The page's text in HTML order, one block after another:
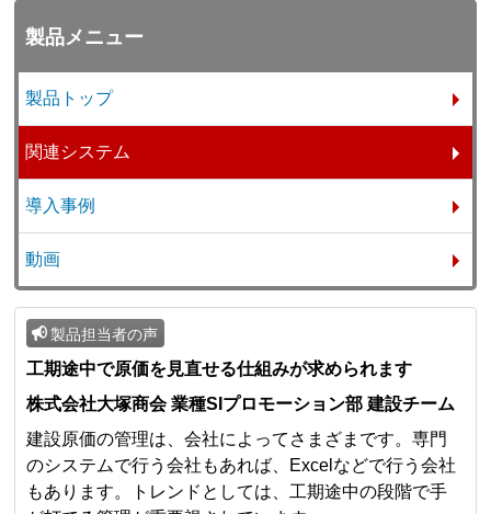
製品メニュー
製品トップ
関連システム
導入事例
動画
製品担当者の声
工期途中で原価を見直せる仕組みが求められます
株式会社大塚商会 業種SIプロモーション部 建設チーム
建設原価の管理は、会社によってさまざまです。専門
のシステムで行う会社もあれば、Excelなどで行う会社
もあります。トレンドとしては、工期途中の段階で手